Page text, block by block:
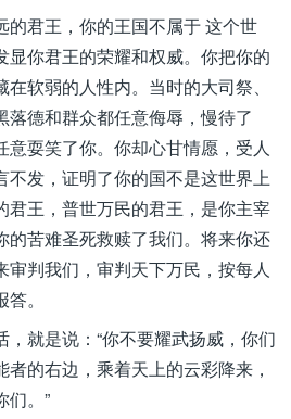
的君王，你的王国不属于 这个世
显你君王的荣耀和权威。你把你的
软弱的人性内。当时的大司祭、
落德和群众都任意侮辱，慢待了
意耍笑了你。你却心甘情愿，受人
不发，证明了你的国不是这世界上
君王，普世万民的君王，是你主宰
的苦难圣死救赎了我们。将来你还
审判我们，审判天下万民，按每人
。
就是说：“你不要耀武扬威，你们
的右边，乘着天上的云彩降来，
们。”